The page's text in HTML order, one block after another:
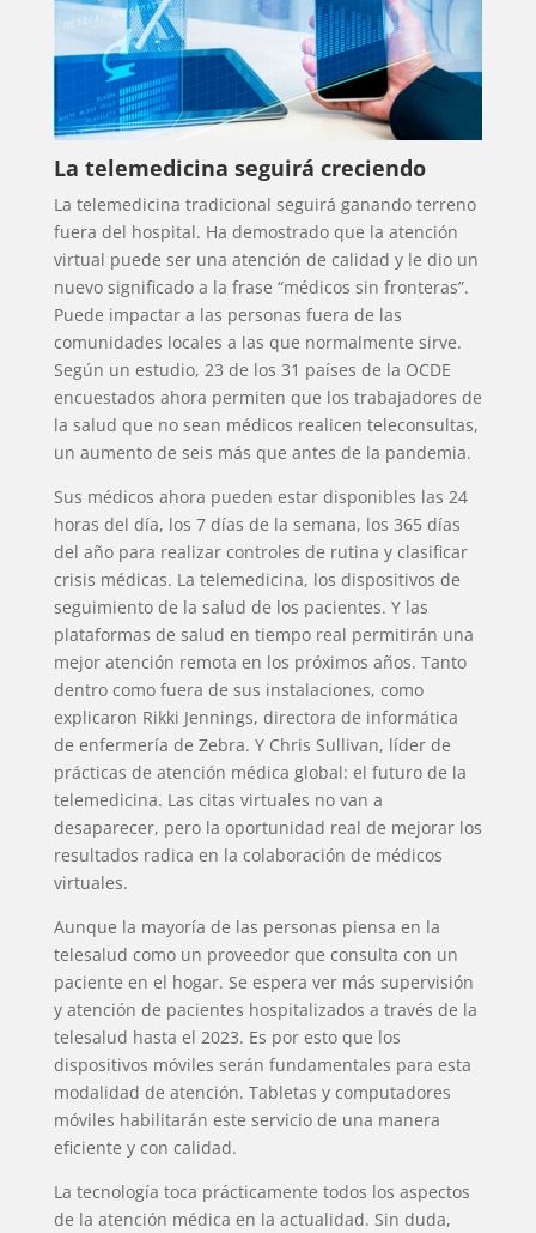
INICIO
PELICULAS
SERIES
La telemedicina seguirá creciendo
La telemedicina tradicional seguirá ganando terreno
fuera del hospital. Ha demostrado que la atención
virtual puede ser una atención de calidad y le dio un
nuevo significado a la frase “médicos sin fronteras”.
Puede impactar a las personas fuera de las
comunidades locales a las que normalmente sirve.
Según un estudio, 23 de los 31 países de la OCDE
encuestados ahora permiten que los trabajadores de
la salud que no sean médicos realicen teleconsultas,
un aumento de seis más que antes de la pandemia.
Sus médicos ahora pueden estar disponibles las 24
horas del día, los 7 días de la semana, los 365 días
del año para realizar controles de rutina y clasificar
crisis médicas. La telemedicina, los dispositivos de
seguimiento de la salud de los pacientes. Y las
plataformas de salud en tiempo real permitirán una
mejor atención remota en los próximos años. Tanto
dentro como fuera de sus instalaciones, como
explicaron Rikki Jennings, directora de informática
de enfermería de Zebra. Y Chris Sullivan, líder de
prácticas de atención médica global: el futuro de la
telemedicina. Las citas virtuales no van a
desaparecer, pero la oportunidad real de mejorar los
resultados radica en la colaboración de médicos
virtuales.
Aunque la mayoría de las personas piensa en la
telesalud como un proveedor que consulta con un
paciente en el hogar. Se espera ver más supervisión
y atención de pacientes hospitalizados a través de la
telesalud hasta el 2023. Es por esto que los
dispositivos móviles serán fundamentales para esta
modalidad de atención. Tabletas y computadores
móviles habilitarán este servicio de una manera
eficiente y con calidad.
La tecnología toca prácticamente todos los aspectos
de la atención médica en la actualidad. Sin duda,